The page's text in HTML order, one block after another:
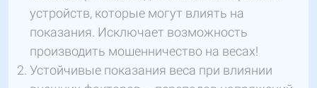
устройств, которые могут влиять на
показания. Исключает возможность
производить мошенничество на весах!
Устойчивые показания веса при влиянии